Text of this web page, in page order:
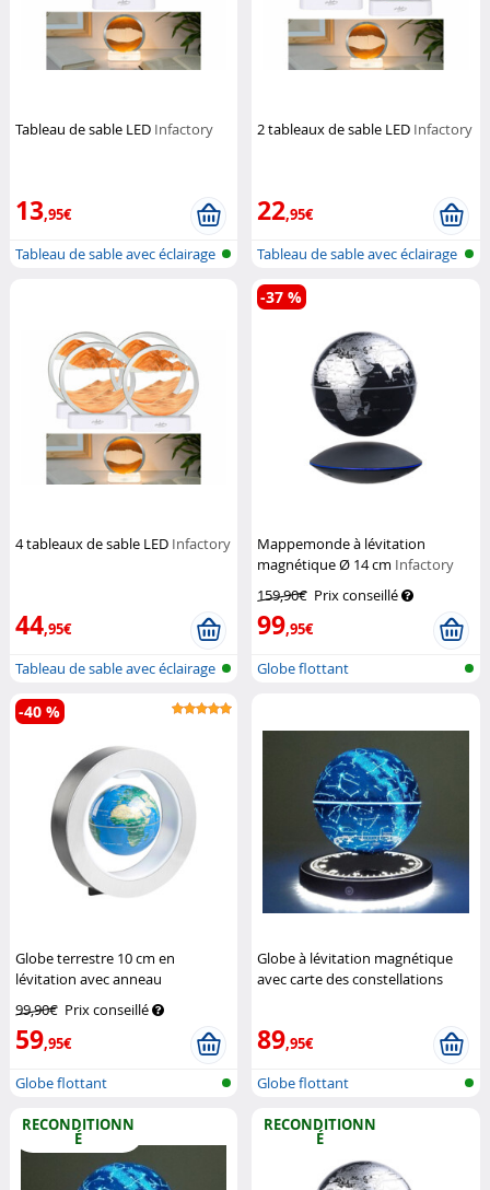
Tableau de sable LED Infactory
13,95€
Tableau de sable avec éclairage
2 tableaux de sable LED Infactory
22,95€
Tableau de sable avec éclairage
LED
4 tableaux de sable LED Infactory
44,95€
Tableau de sable avec éclairage
LED
Mappemonde à lévitation
magnétique Ø 14 cm Infactory
159,90€ Prix conseillé
99,95€
-37 %
Globe flottant
Globe terrestre 10 cm en
lévitation avec anneau
magnétique à éclairage LED
multicolore Infactory
99,90€ Prix conseillé
59,95€
-40 %
Globe flottant
Globe à lévitation magnétique
avec carte des constellations
89,95€
Globe flottant
RECONDITIONN
É
RECONDITIONN
É